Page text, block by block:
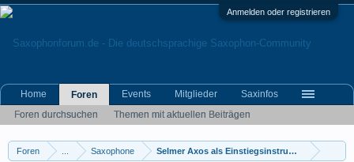
Anmelden oder registrieren
Foren Saxophone Selmer Axos als Einstiegsinstrument
Home
Foren
Foren durchsuchen
Themen mit aktuellen Beiträgen
Events Mitglieder Saxinfos